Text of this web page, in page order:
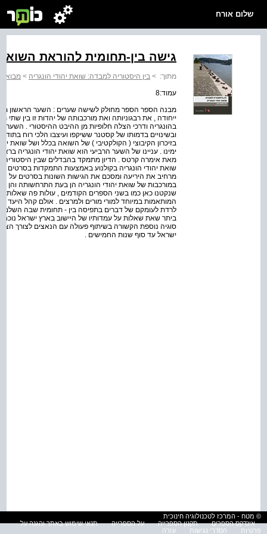
שלום אורח
גישה בין-תחומית להוראת
מתוך: > בין היסטוריה למבדה: שואת יהודי הונגריה > מבוא
עמוד:8
מבנה הספר הספר מחולק לשישה שערים : השער הראשון
ייחודה , את רבגוניותה ואת מורכבותה של יהדות זו בין
בהונגריה ודרכי הצלה חלופיות מן ההיבט ההיסטורי .
ובשינויים בדמותו של קסטנר ששיקפו ועיצבו הלכי רוח
בזיכרון הקיבוצי ( הקולקטיבי ) של השואה בכלל ושל שואת
ימינו . עניינו של השער הרביעי הוא שואת יהודי הונגריה
שואת יהודי הונגריה בקולנוע באמצעות התמקדות בסרטים
מרחיב את היריעה ומסכם את הגישות השונות בסרטים על
במורכבות של שואת יהודי הונגריה הן בעת התרחשותה והן
שנקטנו כאן כמו בשני הספרים הקודמים , עולות פה שאלות
המותאמות במיוחד למורי מורים ולמרצים . אולם קהל היעד
לרדת לעומקם של דברים בתפיסה בין - תחומית שבה השלם
ביתר שאת שאלות על עמדותיו של היישוב בארץ ישראל
סוגיה נוספת הקשורה בשיתוף פעולה עם הנאצים לצורך
ישראל עד סוף שנות החמישים .
© מטח - המרכז לטכנולוגיה חינוכית
אינדקס הספרים
תקנון הספרייה על הספרייה
תנאי שימוש באתר והגנה על
פרטיות
הסדרי נגישות עזרה